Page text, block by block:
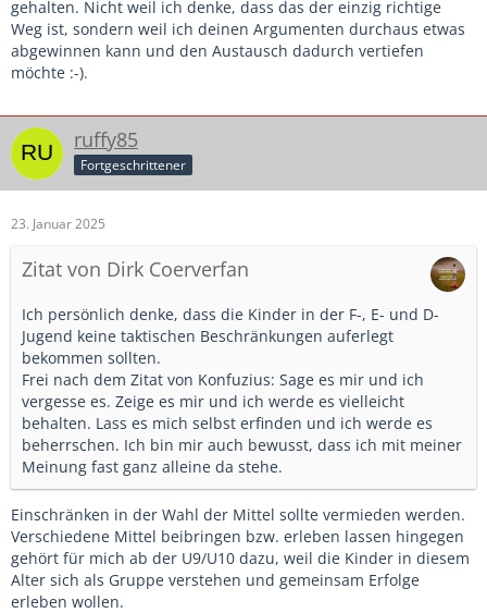
gehalten. Nicht weil ich denke, dass das der einzig richtige
Weg ist, sondern weil ich deinen Argumenten durchaus etwas
abgewinnen kann und den Austausch dadurch vertiefen
möchte :-).
ruffy85
Fortgeschrittener
23. Januar 2025
Zitat von Dirk Coerverfan
Ich persönlich denke, dass die Kinder in der F-, E- und D-
Jugend keine taktischen Beschränkungen auferlegt
bekommen sollten.
Frei nach dem Zitat von Konfuzius: Sage es mir und ich
vergesse es. Zeige es mir und ich werde es vielleicht
behalten. Lass es mich selbst erfinden und ich werde es
beherrschen. Ich bin mir auch bewusst, dass ich mit meiner
Meinung fast ganz alleine da stehe.
Einschränken in der Wahl der Mittel sollte vermieden werden.
Verschiedene Mittel beibringen bzw. erleben lassen hingegen
gehört für mich ab der U9/U10 dazu, weil die Kinder in diesem
Alter sich als Gruppe verstehen und gemeinsam Erfolge
erleben wollen.